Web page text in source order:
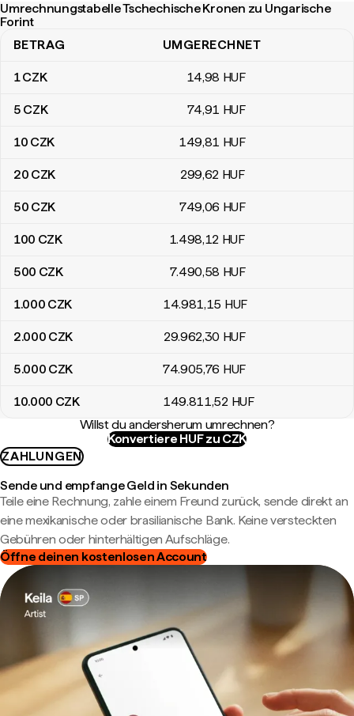
Umrechnungstabelle Tschechische Kronen zu Ungarische
Forint
Umrechnungstabelle Tschechische Kronen zu Ungarische Forint
BETRAG UMGERECHNET
1CZK 14,98 HUF
5 CZK 74,91 HUF
10 CZK 149,81 HUF
20 CZK 299,62 HUF
50 CZK 749,06 HUF
100 CZK 1.498,12 HUF
500 CZK 7.490,58 HUF
1.000 CZK 14.981,15 HUF
2.000 CZK 29.962,30 HUF
5.000 CZK 74.905,76 HUF
10.000 CZK 149.811,52 HUF
Willst du andersherum umrechnen?
Konvertiere HUF zu CZK
ZAHLUNGEN
Sende und empfange Geld in Sekunden
Teile eine Rechnung, zahle einem Freund zurück, sende direkt an
eine mexikanische oder brasilianische Bank. Keine versteckten
Gebühren oder hinterhältigen Aufschläge.
Öffne deinen kostenlosen Account